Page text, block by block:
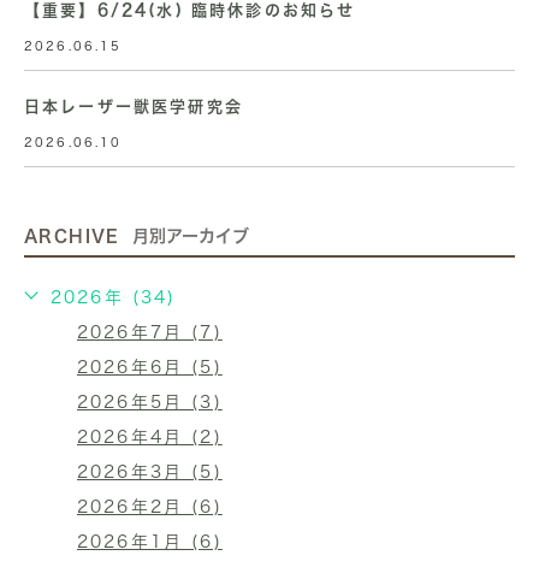
【重要】6/24(水) 臨時休診のお知らせ
2026.06.15
日本レーザー獣医学研究会
2026.06.10
ARCHIVE 月別アーカイブ
2026年 (34)
2026年7月 (7)
2026年6月 (5)
2026年5月 (3)
2026年4月 (2)
2026年3月 (5)
2026年2月 (6)
2026年1月 (6)